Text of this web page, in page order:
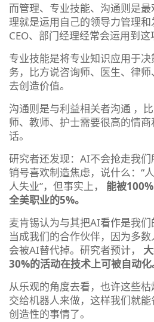
而管理、专业技能、沟通则是
理就是运用自己的领导力管理
CEO、部门经理经常会运用到这
专业技能是将专业知识应用于
务，比方说咨询师、医生、律
去创造价值。
沟通则是与利益相关者沟通 ，
师、教师、护士需要很高的情
话。
研究者还发现：AI不会抢走我
销号喜欢制造焦虑，说什么：“
人失业”，但事实上， 能被
全美职业的5%。
麦肯锡认为与其把AI看作是我
当成我们的合作伙伴，因为多
会被AI替代掉。研究者预计，
30%的活动在技术上可被自动化
从乐观的角度去看，也许这些
交给机器人来做，这样我们就
创造性的事情了。